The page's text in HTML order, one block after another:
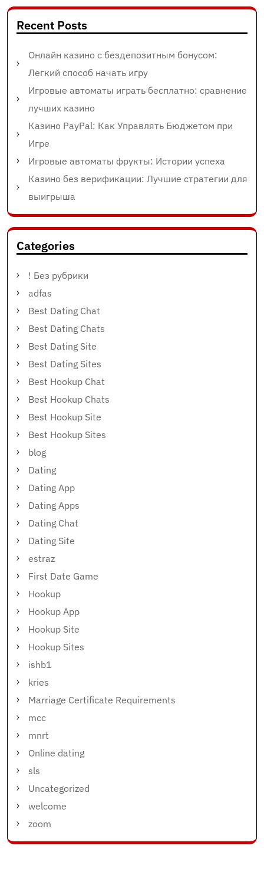
Recent Posts
Онлайн казино с бездепозитным бонусом:
Легкий способ начать игру
Игровые автоматы играть бесплатно: сравнение
лучших казино
Казино PayPal: Как Управлять Бюджетом при
Игре
Игровые автоматы фрукты: Истории успеха
Казино без верификации: Лучшие стратегии для
выигрыша
Categories
! Без рубрики
adfas
Best Dating Chat
Best Dating Chats
Best Dating Site
Best Dating Sites
Best Hookup Chat
Best Hookup Chats
Best Hookup Site
Best Hookup Sites
blog
Dating
Dating App
Dating Apps
Dating Chat
Dating Site
estraz
First Date Game
Hookup
Hookup App
Hookup Site
Hookup Sites
ishb1
kries
Marriage Certificate Requirements
mcc
mnrt
Online dating
sls
Uncategorized
welcome
zoom